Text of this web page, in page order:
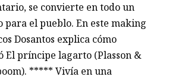
se convierte en todo un
para el pueblo. En este making
Dosantos explica cómo
El príncipe lagarto (Plasson &
***** Vivía en una